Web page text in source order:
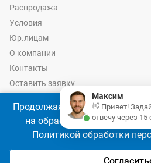
Распродажа
Условия
Юр.лицам
О компании
Контакты
Оставить заявку
Калькулятор крепежа
© 2026 год Оптово-розничные продажи
Ремкреп.ру
Продолжая использовать наш
на обработку файлов cookie
Политикой обработки
Максим
👋 Привет!
отвечу через 15